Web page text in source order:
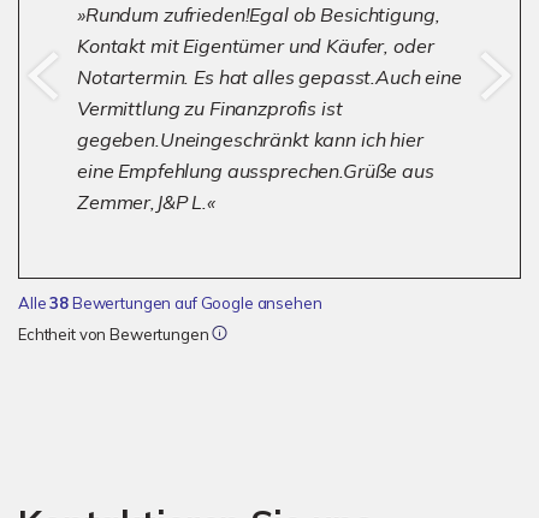
Rundum zufrieden!Egal ob Besichtigung,
Kontakt mit Eigentümer und Käufer, oder
Notartermin. Es hat alles gepasst.Auch eine
Vermittlung zu Finanzprofis ist
gegeben.Uneingeschränkt kann ich hier
eine Empfehlung aussprechen.Grüße aus
Zemmer,J&P L.
Alle38Bewertungen auf Google ansehen
Echtheit von Bewertungen